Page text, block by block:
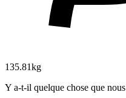
135.81kg
Y a-t-il quelque chose que